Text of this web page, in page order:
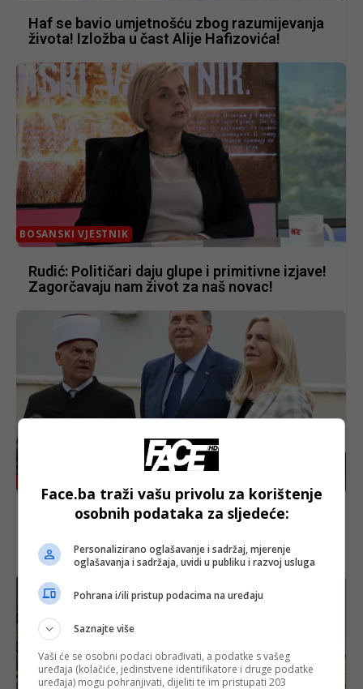
Haf se bavio umjetnošću zbog razumijevanja
života! Izložba u čast Alije Hafizovića!
BOSANSKI VJESTNIK
Rudić: Političari daju glupe i primitivne izjave!
Zagorčavaju nam život za naš novac!
30 godina od rušenja, otvorena obnovljena
greška!
Face.ba traži vašu privolu za korištenje
osobnih podataka za sljedeće:
Personalizirano oglašavanje i sadržaj, mjerenje
oglašavanja i sadržaja, uvidi u publiku i razvoj usluga
Pohrana i/ili pristup podacima na uređaju
Saznajte više
Vaši će se osobni podaci obrađivati, a podatke s vašeg
uređaja (kolačiće, jedinstvene identifikatore i druge podatke
uređaja) mogu pohranjivati, dijeliti te im pristupati 203